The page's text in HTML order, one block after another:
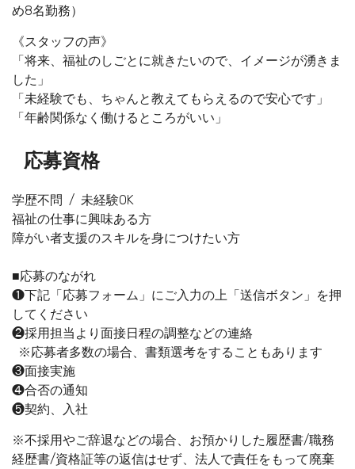
め8名勤務）
《スタッフの声》
「将来、福祉のしごとに就きたいので、イメージが湧きま
した」
「未経験でも、ちゃんと教えてもらえるので安心です」
「年齢関係なく働けるところがいい」
応募資格
学歴不問 / 未経験OK
福祉の仕事に興味ある方
障がい者支援のスキルを身につけたい方
■応募のながれ
❶下記「応募フォーム」にご入力の上「送信ボタン」を押
してください
❷採用担当より面接日程の調整などの連絡
※応募者多数の場合、書類選考をすることもあります
❸面接実施
❹合否の通知
❺契約、入社
※不採用やご辞退などの場合、お預かりした履歴書/職務
経歴書/資格証等の返信はせず、法人で責任をもって廃棄